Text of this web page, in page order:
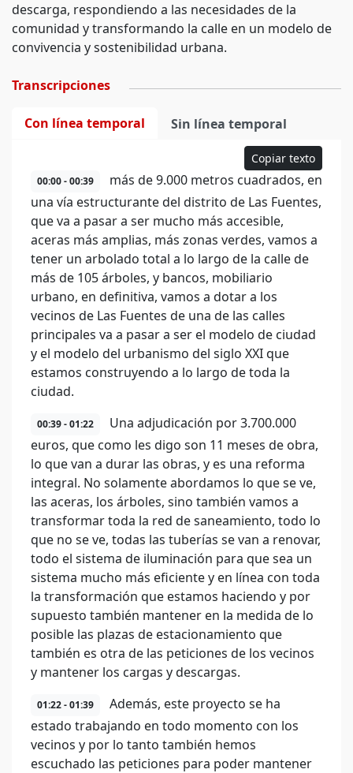
descarga, respondiendo a las necesidades de la
comunidad y transformando la calle en un modelo de
convivencia y sostenibilidad urbana.
Transcripciones
Con línea temporal Sin línea temporal
Copiar texto
00:00 - 00:39
más de 9.000 metros cuadrados, en
una vía estructurante del distrito de Las Fuentes,
que va a pasar a ser mucho más accesible,
aceras más amplias, más zonas verdes, vamos a
tener un arbolado total a lo largo de la calle de
más de 105 árboles, y bancos, mobiliario
urbano, en definitiva, vamos a dotar a los
vecinos de Las Fuentes de una de las calles
principales va a pasar a ser el modelo de ciudad
y el modelo del urbanismo del siglo XXI que
estamos construyendo a lo largo de toda la
ciudad.
00:39 - 01:22
Una adjudicación por 3.700.000
euros, que como les digo son 11 meses de obra,
lo que van a durar las obras, y es una reforma
integral. No solamente abordamos lo que se ve,
las aceras, los árboles, sino también vamos a
transformar toda la red de saneamiento, todo lo
que no se ve, todas las tuberías se van a renovar,
todo el sistema de iluminación para que sea un
sistema mucho más eficiente y en línea con toda
la transformación que estamos haciendo y por
supuesto también mantener en la medida de lo
posible las plazas de estacionamiento que
también es otra de las peticiones de los vecinos
y mantener los cargas y descargas.
01:22 - 01:39
Además, este proyecto se ha
estado trabajando en todo momento con los
vecinos y por lo tanto también hemos
escuchado las peticiones para poder mantener